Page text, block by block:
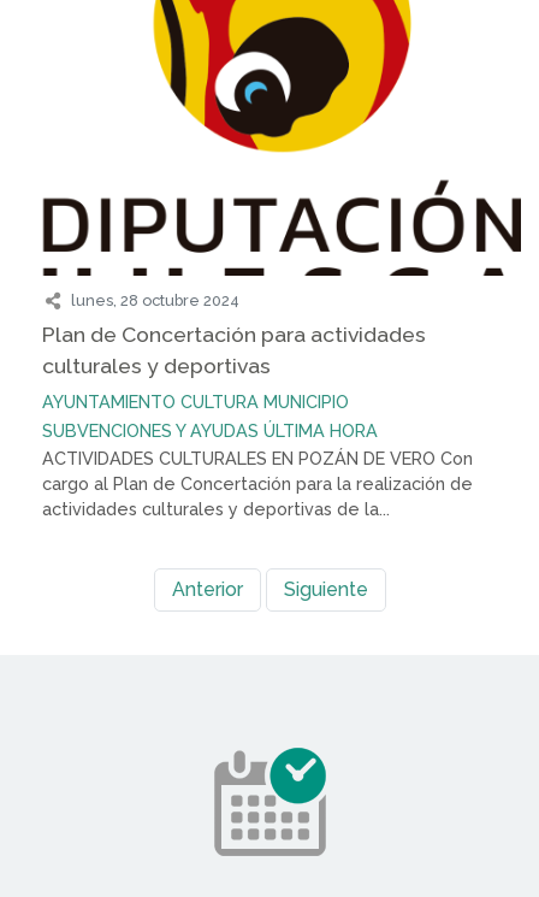
lunes, 28 octubre 2024
Plan de Concertación para actividades
culturales y deportivas
AYUNTAMIENTO CULTURA MUNICIPIO
SUBVENCIONES Y AYUDAS ÚLTIMA HORA
ACTIVIDADES CULTURALES EN POZÁN DE VERO Con
cargo al Plan de Concertación para la realización de
actividades culturales y deportivas de la...
Anterior Siguiente